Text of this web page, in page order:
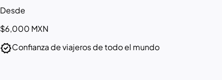
Desde
$6,000 MXN
verifiedConfianza de viajeros de todo el mundo